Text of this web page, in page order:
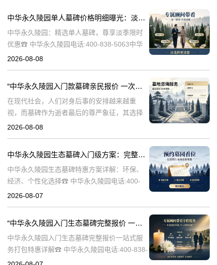
中华永久陵园单人墓碑价格明细曝光：淡季下单立省数千，限时优惠深度解析
中华永久陵园：精选单人墓碑，尊享淡季限时
优惠☎ 中华永久陵园电话:400-838-5063中华
永久陵园，作为国内知名的陵园品牌，始终以
2026-08-08
“中华永久陵园入门款墓碑亲民报价 一次性付清享折上折：超值优惠与便捷选择的完美结合”
在现代社会，人们对身后事的安排越来越重
视，而墓碑作为逝者最后的尊严象征，其选择
与设计也变得尤为重要。中华永久陵园作为中
和
2026-08-08
中华永久陵园生态墓碑入门级方案：完整报价与一站式服务打包特惠解析
中华永久陵园生态墓碑特惠方案详解：环保、
经济、个性化选择☎ 中华永久陵园电话:400-
838-5063随着人们对身后事的关注度提升，选
2026-08-07
“中华永久陵园入门生态墓碑完整报价 一站式服务打包特惠详解”
中华永久陵园入门生态墓碑完整报价一站式服
务打包特惠详解☎ 中华永久陵园电话:400-838-
5063中华永久陵园作为国内知名的陵园之一，